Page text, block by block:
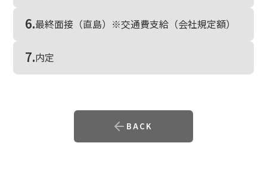
6.最終面接（直島）※交通費支給（会社規定額）
7.内定
BACK